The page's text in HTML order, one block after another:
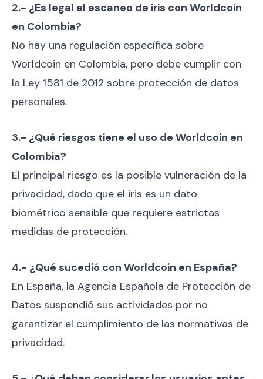
2.- ¿Es legal el escaneo de iris con Worldcoin
en Colombia?
No hay una regulación específica sobre
Worldcoin en Colombia, pero debe cumplir con
la Ley 1581 de 2012 sobre protección de datos
personales.
3.- ¿Qué riesgos tiene el uso de Worldcoin en
Colombia?
El principal riesgo es la posible vulneración de la
privacidad, dado que el iris es un dato
biométrico sensible que requiere estrictas
medidas de protección.
4.- ¿Qué sucedió con Worldcoin en España?
En España, la Agencia Española de Protección de
Datos suspendió sus actividades por no
garantizar el cumplimiento de las normativas de
privacidad.